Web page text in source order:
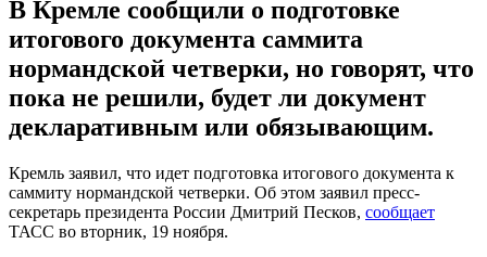
В Кремле сообщили о подготовке
итогового документа саммита
нормандской четверки, но говорят, что
пока не решили, будет ли документ
декларативным или обязывающим.
Кремль заявил, что идет подготовка итогового документа к
саммиту нормандской четверки. Об этом заявил пресс-
секретарь президента России Дмитрий Песков, сообщает
ТАСС во вторник, 19 ноября.